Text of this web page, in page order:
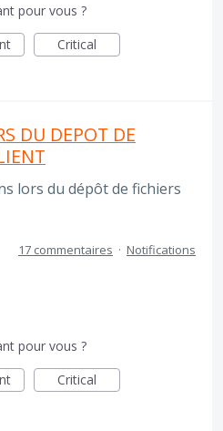
pour vous ?
Critical
DU DEPOT DE
lors du dépôt de fichiers
17 commentaires · Notifications
pour vous ?
Critical